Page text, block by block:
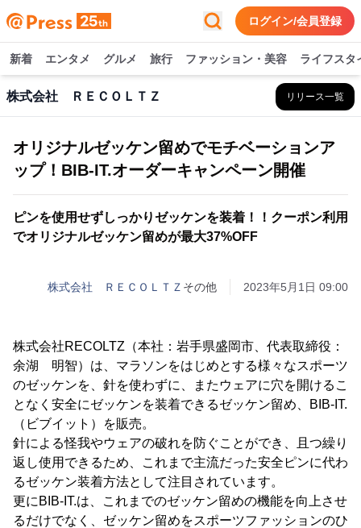
ログイン/会員登録
新着 エンタメ グルメ 旅行 ファッション・美容 ライフスタ
株式会社 ＲＥＣＯＬＴＺ リリース一覧
オリジナルゼッケン留めでモチベーションア
ップ！BIB-IT.オーダーキャンペーン開催
ピンを使用せずしっかりゼッケンを装着！！クーポン利用
でオリジナルゼッケン留めが最大37%OFF
株式会社 ＲＥＣＯＬＴＺ その他 2023年5月1日 09:00
株式会社RECOLTZ（本社：岩手県盛岡市、代表取締役：
余湖 明智）は、マラソンをはじめとする様々なスポーツ
のゼッケンを、針を使わずに、またウェアに穴を開けるこ
となく安全にゼッケンを装着できるゼッケン留め、BIB-IT.
（ビブイット）を販売。
針による怪我やウェアの破れを防ぐことができ、且つ繰り
返し使用できるため、これまで主流だった安全ピンに代わ
るゼッケン装着方法として注目されています。
更にBIB-IT.は、これまでのゼッケン留めの機能を向上させ
るだけでなく、ゼッケン留めをスポーツファッションのひ